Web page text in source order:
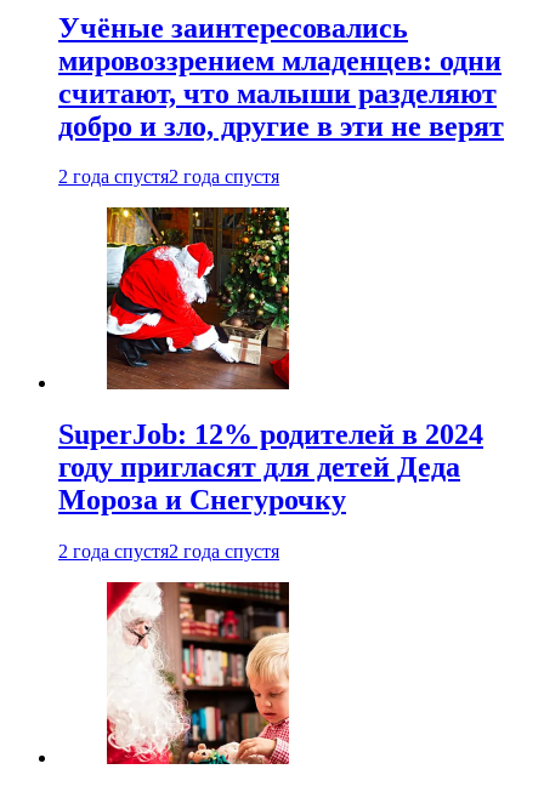
Учёные заинтересовались
мировоззрением младенцев: одни
считают, что малыши разделяют
добро и зло, другие в эти не верят
2 года спустя2 года спустя
SuperJob: 12% родителей в 2024
году пригласят для детей Деда
Мороза и Снегурочку
2 года спустя2 года спустя